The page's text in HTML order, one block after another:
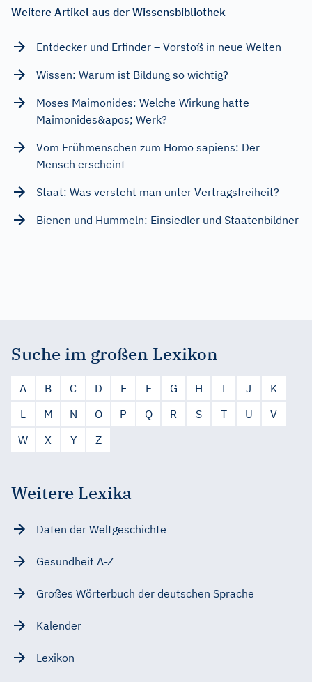
Weitere Artikel aus der Wissensbibliothek
Entdecker und Erfinder – Vorstoß in neue Welten
Wissen: Warum ist Bildung so wichtig?
Moses Maimonides: Welche Wirkung hatte
Maimonides&apos; Werk?
Vom Frühmenschen zum Homo sapiens: Der
Mensch erscheint
Staat: Was versteht man unter Vertragsfreiheit?
Bienen und Hummeln: Einsiedler und Staatenbildner
Suche im großen Lexikon
A B C D E F G H I J
K
L
M N O P Q R S T U
V
W
X Y Z
Weitere Lexika
Daten der Weltgeschichte
Gesundheit A-Z
Großes Wörterbuch der deutschen Sprache
Kalender
Lexikon